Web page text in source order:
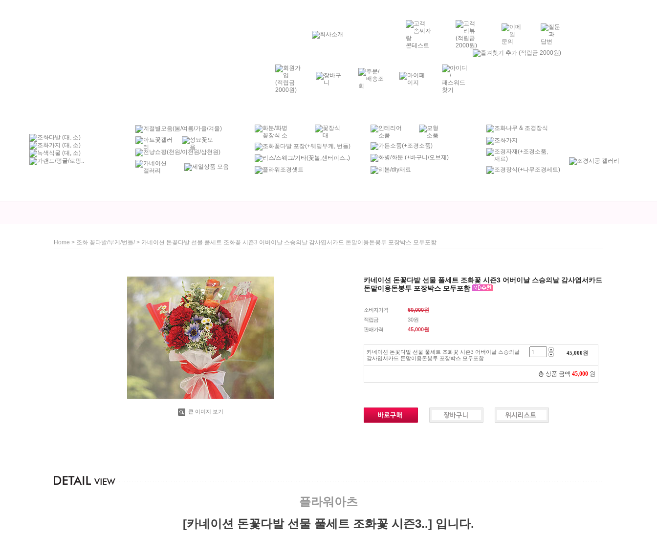
Home > 조화 꽃다발/부케/번들/ > 카네이션 돈꽃다발 선물 풀세트 조화꽃 시즌3 어버이날 스승의날 감사엽서카드 돈말이용돈봉투 포장박스 모두포함
큰 이미지 보기
카네이션 돈꽃다발 선물 풀세트 조화꽃 시즌3 어버이날 스승의날 감사엽서카드
돈말이용돈봉투 포장박스 모두포함
소비자가격
60,000원
적립금
30원
판매가격
45,000원
카네이션 돈꽃다발 선물 풀세트 조화꽃 시즌3 어버이날 스승의날
감사엽서카드 돈말이용돈봉투 포장박스 모두포함
45,000원
총 상품 금액 45,000 원
플라워아츠
[카네이션 돈꽃다발 선물 풀세트 조화꽃 시즌3..] 입니다.